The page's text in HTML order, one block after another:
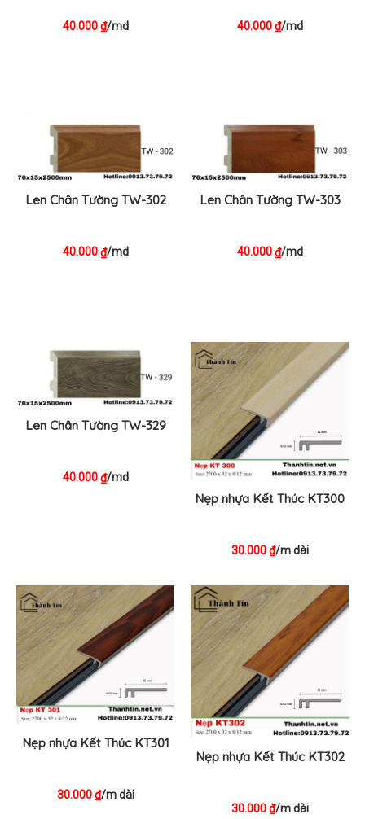
40.000₫/md 40.000₫/md
Len Chân Tường TW-302
40.000₫/md
Len Chân Tường TW-303
40.000₫/md
Len Chân Tường TW-329
40.000₫/md
Nẹp nhựa Kết Thúc KT300
30.000₫/m dài
Nẹp nhựa Kết Thúc KT301
30.000₫/m dài
Nẹp nhựa Kết Thúc KT302
30.000₫/m dài